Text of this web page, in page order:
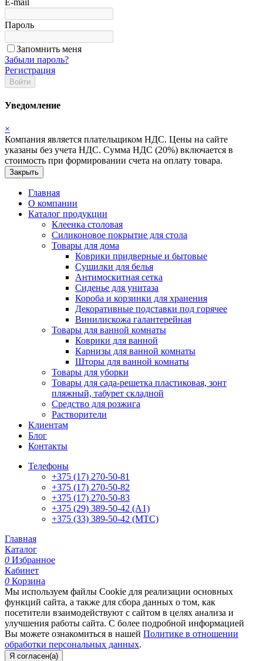
E-mail
Пароль
Запомнить меня
Забыли пароль?
Регистрация
Войти
Уведомление
×
Компания является плательщиком НДС. Цены на сайте
указаны без учета НДС. Сумма НДС (20%) включается в
стоимость при формировании счета на оплату товара.
Закрыть
Главная
О компании
Каталог продукции
Клеенка столовая
Силиконовое покрытие для стола
Товары для дома
Коврики придверные и бытовые
Сушилки для белья
Антимоскитная сетка
Сиденье для унитаза
Короба и корзинки для хранения
Декоративные подставки под горячее
Винилискожа галантерейная
Товары для ванной комнаты
Коврики для ванной
Карнизы для ванной комнаты
Шторы для ванной комнаты
Товары для уборки
Товары для сада-решетка пластиковая, зонт
пляжный, табурет складной
Средство для розжига
Растворители
Клиентам
Блог
Контакты
Телефоны
+375 (17) 270-50-81
+375 (17) 270-50-82
+375 (17) 270-50-83
+375 (29) 389-50-42 (А1)
+375 (33) 389-50-42 (МТС)
Главная
Каталог
0 Избранное
Кабинет
0 Корзина
Мы используем файлы Cookie для реализации основных
функций сайта, а также для сбора данных о том, как
посетители взаимодействуют с сайтом в целях анализа и
улучшения работы сайта. С более подробной информацией
Вы можете ознакомиться в нашей Политике в отношении
обработки персональных данных.
Я согласен(а)